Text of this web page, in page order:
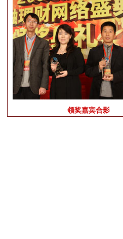
领奖嘉宾合影